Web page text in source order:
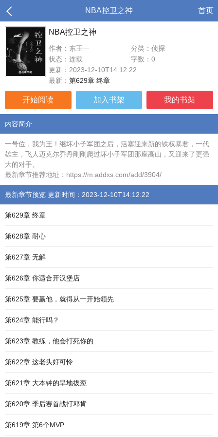
NBA控卫之神 首页
NBA控卫之神
作者：东王一
分类：侦探
状态：连载
字数：0
更新：2023-12-10T14:12:22
最新： 第629章 终章
开始阅读 加入书架 我的书架
内容简介
一号位，我为王！继坏小子军团之后，活塞迎来新的铁权暴君，一代
雄主，飞人迈克尔乔丹刚刚爬过坏小子军团那座高山，又迎来了更强
大的对手。
最新章节推荐地址：https://m.addxs.com/add/3904/
最新章节预览 更新时间：2023-12-10T14:12:22
第629章 终章
第628章 耐心
第627章 无解
第626章 你适合开汉堡店
第625章 要赢他，就得从一开始领先
第624章 能行吗？
第623章 教练，他会打死你的
第622章 这老头好可怜
第621章 大本钟的旱地拔葱
第620章 季后赛首战打邓肯
第619章 第6个MVP